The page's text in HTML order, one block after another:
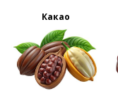
Какао